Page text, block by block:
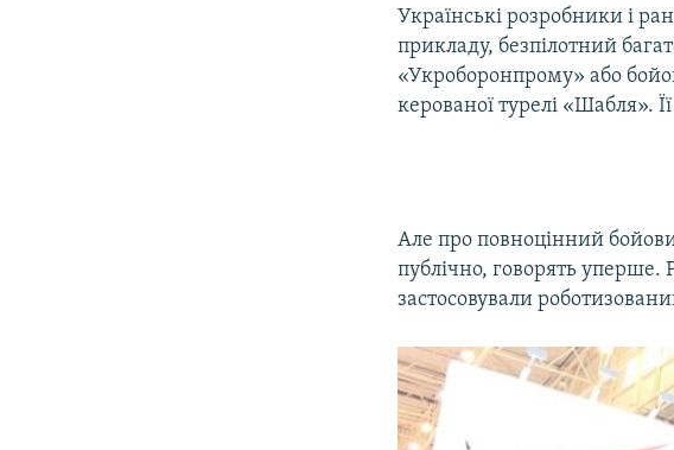
Українські розробники і
прикладу, безпілотний
«Укроборонпрому» або
керованої турелі «Шабля».
Але про повноцінний
публічно, говорять
застосовували